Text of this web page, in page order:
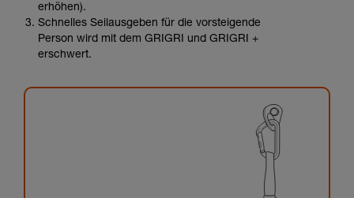
erhöhen).
Schnelles Seilausgeben für die vorsteigende
Person wird mit dem GRIGRI und GRIGRI +
erschwert.